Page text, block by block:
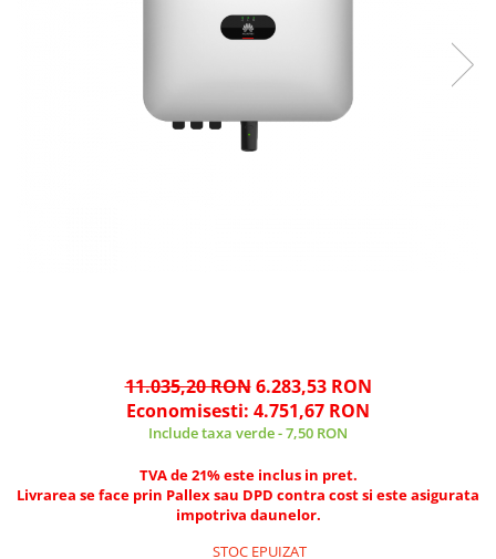
11.035,20 RON 6.283,53 RON
Economisesti: 4.751,67 RON
Include taxa verde - 7,50 RON
TVA de 21% este inclus in pret.
Livrarea se face prin Pallex sau DPD contra cost si este asigurata
impotriva daunelor.
STOC EPUIZAT